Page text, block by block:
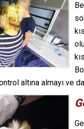
altına almayı